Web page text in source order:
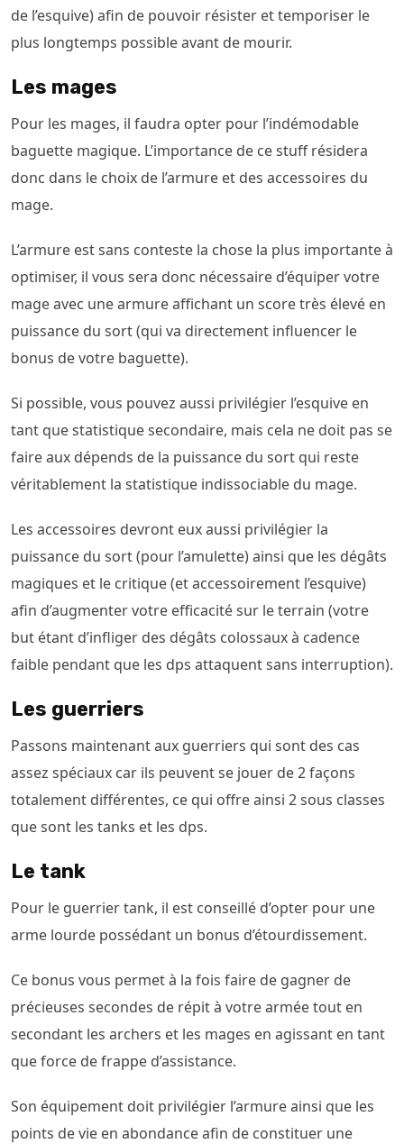
de l’esquive) afin de pouvoir résister et temporiser le
plus longtemps possible avant de mourir.
Les mages
Pour les mages, il faudra opter pour l’indémodable
baguette magique. L’importance de ce stuff résidera
donc dans le choix de l’armure et des accessoires du
mage.
L’armure est sans conteste la chose la plus importante à
optimiser, il vous sera donc nécessaire d’équiper votre
mage avec une armure affichant un score très élevé en
puissance du sort (qui va directement influencer le
bonus de votre baguette).
Si possible, vous pouvez aussi privilégier l’esquive en
tant que statistique secondaire, mais cela ne doit pas se
faire aux dépends de la puissance du sort qui reste
véritablement la statistique indissociable du mage.
Les accessoires devront eux aussi privilégier la
puissance du sort (pour l’amulette) ainsi que les dégâts
magiques et le critique (et accessoirement l’esquive)
afin d’augmenter votre efficacité sur le terrain (votre
but étant d’infliger des dégâts colossaux à cadence
faible pendant que les dps attaquent sans interruption).
Les guerriers
Passons maintenant aux guerriers qui sont des cas
assez spéciaux car ils peuvent se jouer de 2 façons
totalement différentes, ce qui offre ainsi 2 sous classes
que sont les tanks et les dps.
Le tank
Pour le guerrier tank, il est conseillé d’opter pour une
arme lourde possédant un bonus d’étourdissement.
Ce bonus vous permet à la fois faire de gagner de
précieuses secondes de répit à votre armée tout en
secondant les archers et les mages en agissant en tant
que force de frappe d’assistance.
Son équipement doit privilégier l’armure ainsi que les
points de vie en abondance afin de constituer une